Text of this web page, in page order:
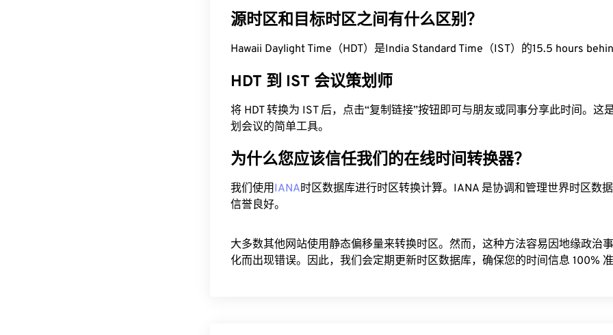
源时区和目标时区之间有什么区别？
Hawaii Daylight Time（HDT）是India Standard Time（IST）的15.5 hours
HDT 到 IST 会议策划师
将 HDT 转换为 IST 后，点击“复制链接”按钮即可与朋友或同事分享此时间。这
划会议的简单工具。
为什么您应该信任我们的在线时间转换器？
我们使用IANA时区数据库进行时区转换计算。IANA 是协调和管理世界时区数
信誉良好。
大多数其他网站使用静态偏移量来转换时区。然而，这种方法容易因地缘政治
化而出现错误。因此，我们会定期更新时区数据库，确保您的时间信息 100%